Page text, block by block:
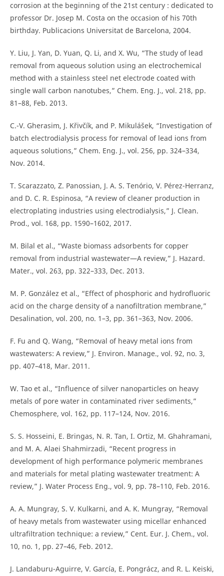
corrosion at the beginning of the 21st century : dedicated to
professor Dr. Josep M. Costa on the occasion of his 70th
birthday. Publicacions Universitat de Barcelona, 2004.
Y. Liu, J. Yan, D. Yuan, Q. Li, and X. Wu, “The study of lead
removal from aqueous solution using an electrochemical
method with a stainless steel net electrode coated with
single wall carbon nanotubes,” Chem. Eng. J., vol. 218, pp.
81–88, Feb. 2013.
C.-V. Gherasim, J. Křivčík, and P. Mikulášek, “Investigation of
batch electrodialysis process for removal of lead ions from
aqueous solutions,” Chem. Eng. J., vol. 256, pp. 324–334,
Nov. 2014.
T. Scarazzato, Z. Panossian, J. A. S. Tenório, V. Pérez-Herranz,
and D. C. R. Espinosa, “A review of cleaner production in
electroplating industries using electrodialysis,” J. Clean.
Prod., vol. 168, pp. 1590–1602, 2017.
M. Bilal et al., “Waste biomass adsorbents for copper
removal from industrial wastewater—A review,” J. Hazard.
Mater., vol. 263, pp. 322–333, Dec. 2013.
M. P. González et al., “Effect of phosphoric and hydrofluoric
acid on the charge density of a nanofiltration membrane,”
Desalination, vol. 200, no. 1–3, pp. 361–363, Nov. 2006.
F. Fu and Q. Wang, “Removal of heavy metal ions from
wastewaters: A review,” J. Environ. Manage., vol. 92, no. 3,
pp. 407–418, Mar. 2011.
W. Tao et al., “Influence of silver nanoparticles on heavy
metals of pore water in contaminated river sediments,”
Chemosphere, vol. 162, pp. 117–124, Nov. 2016.
S. S. Hosseini, E. Bringas, N. R. Tan, I. Ortiz, M. Ghahramani,
and M. A. Alaei Shahmirzadi, “Recent progress in
development of high performance polymeric membranes
and materials for metal plating wastewater treatment: A
review,” J. Water Process Eng., vol. 9, pp. 78–110, Feb. 2016.
A. A. Mungray, S. V. Kulkarni, and A. K. Mungray, “Removal
of heavy metals from wastewater using micellar enhanced
ultrafiltration technique: a review,” Cent. Eur. J. Chem., vol.
10, no. 1, pp. 27–46, Feb. 2012.
J. Landaburu-Aguirre, V. García, E. Pongrácz, and R. L. Keiski,